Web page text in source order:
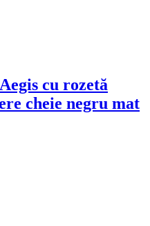
cu rozetă
cheie negru mat